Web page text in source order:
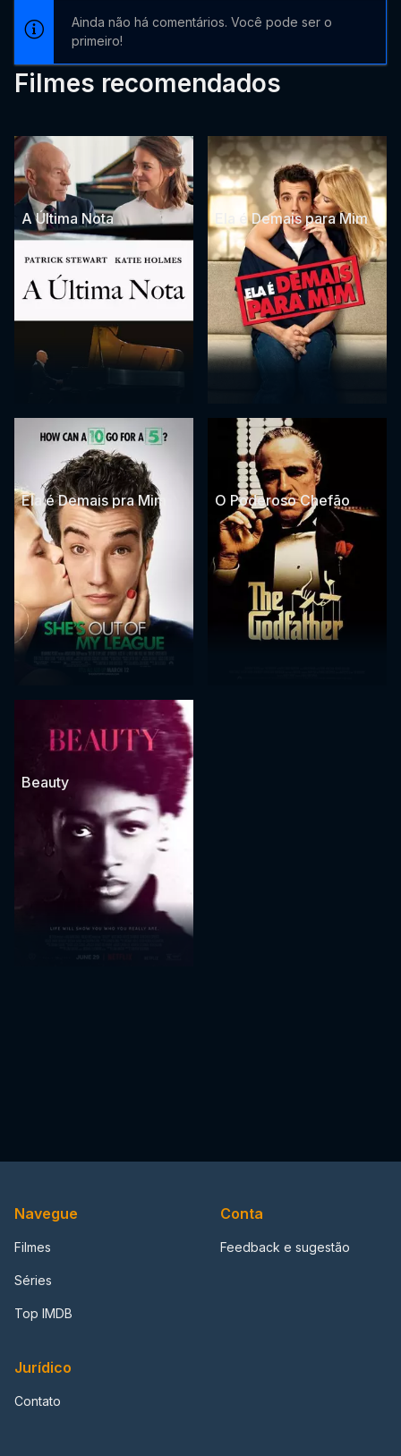
Ainda não há comentários. Você pode ser o
primeiro!
Filmes recomendados
A Última Nota Ela é Demais para Mim
Ela é Demais pra Mim O Poderoso Chefão
Beauty
Navegue
Filmes
Séries
Top IMDB
Conta
Feedback e sugestão
Jurídico
Contato